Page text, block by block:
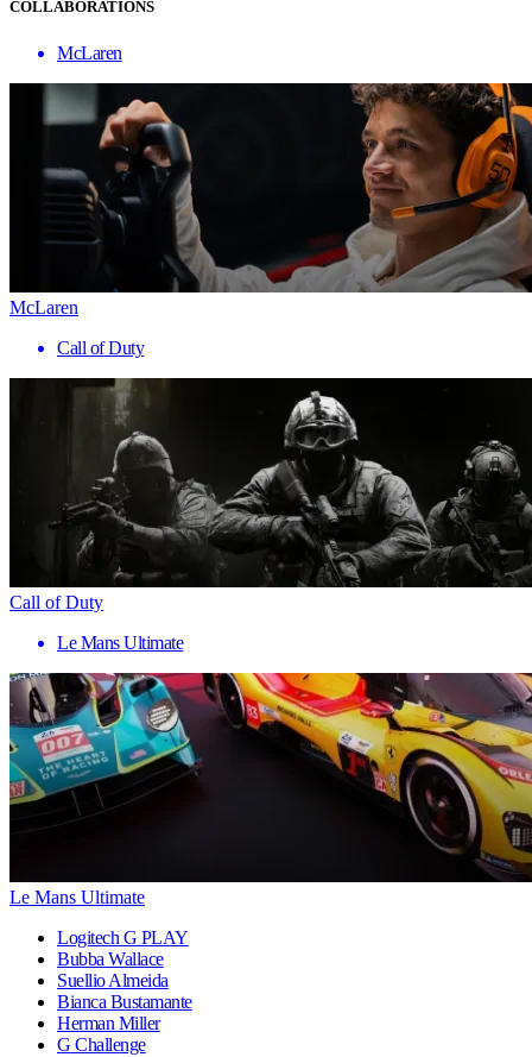
COLLABORATIONS
McLaren
McLaren
Call of Duty
Call of Duty
Le Mans Ultimate
Le Mans Ultimate
Logitech G PLAY
Bubba Wallace
Suellio Almeida
Bianca Bustamante
Herman Miller
G Challenge